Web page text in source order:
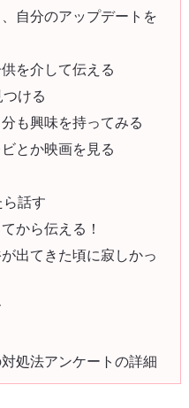
自分のアップデートを
を介して伝える
ける
も興味を持ってみる
とか映画を見る
ら話す
から伝える！
出てきた頃に寂しかっ
処法アンケートの詳細